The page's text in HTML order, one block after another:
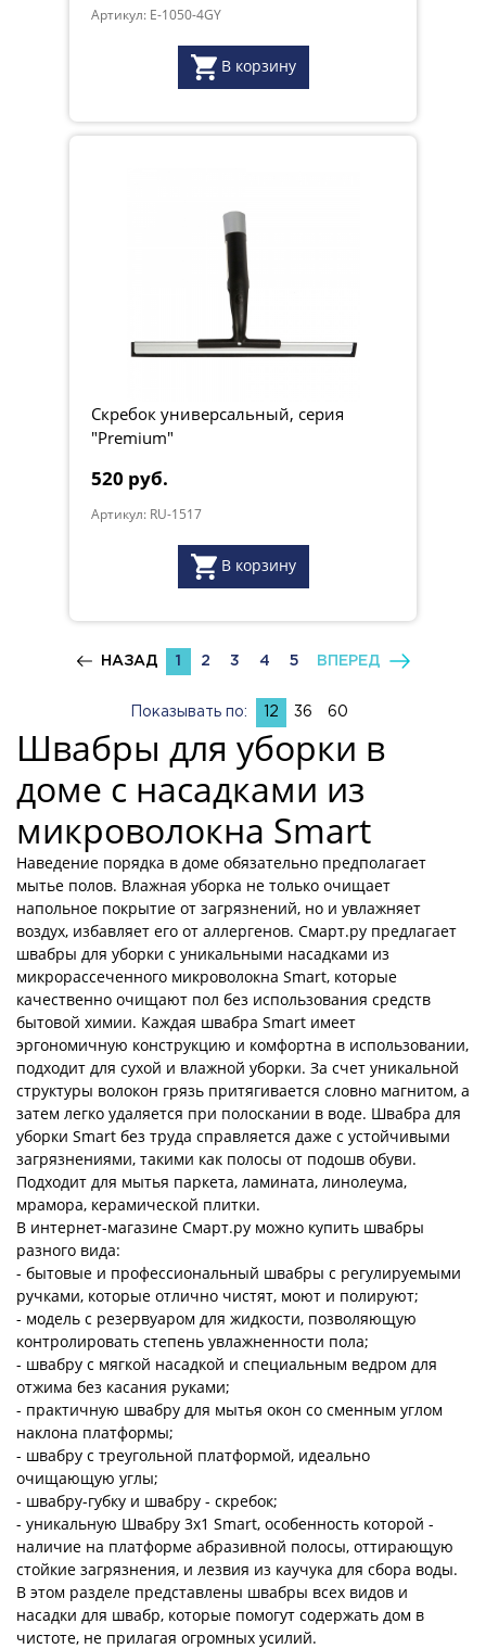
Артикул: E-1050-4GY
В корзину
Скребок универсальный, серия
"Premium"
520 руб.
Артикул: RU-1517
В корзину
НАЗАД 1 2 3 4 5 ВПЕРЕД
Показывать по: 12 36 60
Швабры для уборки в
доме с насадками из
микроволокна Smart
Наведение порядка в доме обязательно предполагает
мытье полов. Влажная уборка не только очищает
напольное покрытие от загрязнений, но и увлажняет
воздух, избавляет его от аллергенов. Смарт.ру предлагает
швабры для уборки с уникальными насадками из
микрорассеченного микроволокна Smart, которые
качественно очищают пол без использования средств
бытовой химии. Каждая швабра Smart имеет
эргономичную конструкцию и комфортна в использовании,
подходит для сухой и влажной уборки. За счет уникальной
структуры волокон грязь притягивается словно магнитом, а
затем легко удаляется при полоскании в воде. Швабра для
уборки Smart без труда справляется даже с устойчивыми
загрязнениями, такими как полосы от подошв обуви.
Подходит для мытья паркета, ламината, линолеума,
мрамора, керамической плитки.
В интернет-магазине Смарт.ру можно купить швабры
разного вида:
- бытовые и профессиональный швабры с регулируемыми
ручками, которые отлично чистят, моют и полируют;
- модель с резервуаром для жидкости, позволяющую
контролировать степень увлажненности пола;
- швабру с мягкой насадкой и специальным ведром для
отжима без касания руками;
- практичную швабру для мытья окон со сменным углом
наклона платформы;
- швабру с треугольной платформой, идеально
очищающую углы;
- швабру-губку и швабру - скребок;
- уникальную Швабру 3х1 Smart, особенность которой -
наличие на платформе абразивной полосы, оттирающую
стойкие загрязнения, и лезвия из каучука для сбора воды.
В этом разделе представлены швабры всех видов и
насадки для швабр, которые помогут содержать дом в
чистоте, не прилагая огромных усилий.